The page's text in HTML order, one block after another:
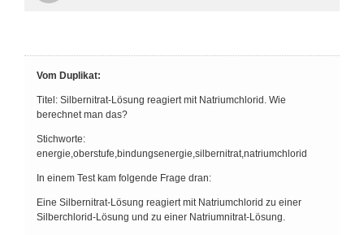
Vom Duplikat:
Titel: Silbernitrat-Lösung reagiert mit Natriumchlorid. Wie
berechnet man das?
Stichworte:
energie,oberstufe,bindungsenergie,silbernitrat,natriumchlorid
In einem Test kam folgende Frage dran:
Eine Silbernitrat-Lösung reagiert mit Natriumchlorid zu einer
Silberchlorid-Lösung und zu einer Natriumnitrat-Lösung.